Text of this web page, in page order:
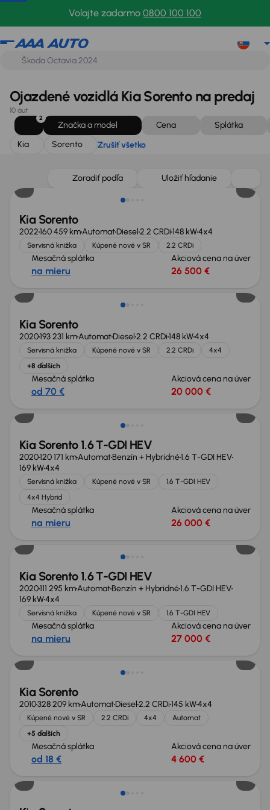
Volajte zadarmo 0800 100 100
Kia
Ojazdené vozidlá Kia Sorento na predaj
10 áut
2
Značka a model Cena
Splátka
Kia
Sorento Zrušiť všetko
Zoradiť podľa Uložiť hľadanie
Zlacnené o 500 €
Kia Sorento
2022160 459 kmAutomatDiesel2.2 CRDi148 kW4x4
Servisná knižka Kúpené nové v SR 2.2 CRDi
Mesačná splátka
na mieru
Akciová cena na úver
26 500 €
Možnosť odpočtu DPH
Kia Sorento
2020193 231 kmAutomatDiesel2.2 CRDi148 kW4x4
Servisná knižka Kúpené nové v SR 2.2 CRDi
4x4
+8 ďalších
Mesačná splátka
od 70 €
Akciová cena na úver
20 000 €
Kia Sorento 1.6 T-GDI HEV
2020120 171 kmAutomatBenzín + Hybridné1.6 T-GDI HEV
169 kW4x4
Servisná knižka Kúpené nové v SR
1.6 T-GDI HEV
4x4 Hybrid
Mesačná splátka
na mieru
Akciová cena na úver
26 000 €
Zlacnené o 1 000 €
Kia Sorento 1.6 T-GDI HEV
2020111 295 kmAutomatBenzín + Hybridné1.6 T-GDI HEV
169 kW4x4
Servisná knižka Kúpené nové v SR 1.6 T-GDI HEV
Mesačná splátka
na mieru
Akciová cena na úver
27 000 €
Zlacnené o 800 €
Kia Sorento
2010328 209 kmAutomatDiesel2.2 CRDi145 kW4x4
Kúpené nové v SR 2.2 CRDi 4x4
Automat
+5 ďalších
Mesačná splátka
od 18 €
Akciová cena na úver
4 600 €
Možnosť odpočtu DPH